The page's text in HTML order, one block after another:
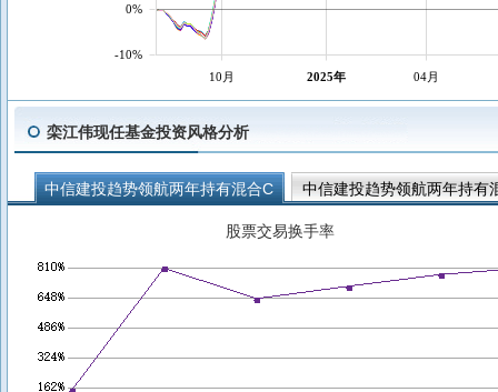
10月 2025年 04月
-10%
0%
栾江伟现任基金投资风格分析
中信建投趋势领航两年持有混合C
中信建投趋势领航两年持有
中信建投甄选混合A
股票交易换手率